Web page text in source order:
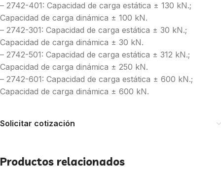
– 2742-401: Capacidad de carga estática ± 130 kN.;
Capacidad de carga dinámica ± 100 kN.
– 2742-301: Capacidad de carga estática ± 30 kN.;
Capacidad de carga dinámica ± 30 kN.
– 2742-501: Capacidad de carga estática ± 312 kN.;
Capacidad de carga dinámica ± 250 kN.
– 2742-601: Capacidad de carga estática ± 600 kN.;
Capacidad de carga dinámica ± 600 kN.
Solicitar cotización
Productos relacionados